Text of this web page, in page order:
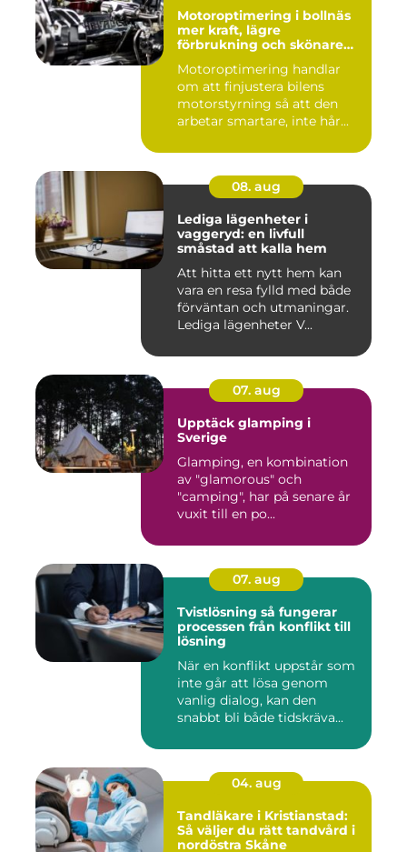
Motoroptimering i bollnäs
mer kraft, lägre
förbrukning och skönare
Motoroptimering handlar
om att finjustera bilens
motorstyrning så att den
arbetar smartare, inte hår...
08. aug
Lediga lägenheter i
vaggeryd: en livfull
småstad att kalla hem
Att hitta ett nytt hem kan
vara en resa fylld med både
förväntan och utmaningar.
Lediga lägenheter V...
07. aug
Upptäck glamping i
Sverige
Glamping, en kombination
av "glamorous" och
"camping", har på senare år
vuxit till en po...
07. aug
Tvistlösning så fungerar
processen från konflikt till
lösning
När en konflikt uppstår som
inte går att lösa genom
vanlig dialog, kan den
snabbt bli både tidskräva...
04. aug
Tandläkare i Kristianstad:
Så väljer du rätt tandvård i
nordöstra Skåne